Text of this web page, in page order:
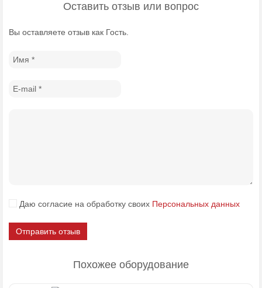
Оставить отзыв или вопрос
Вы оставляете отзыв как Гость.
Даю согласие на обработку своих Персональных данных
Отправить отзыв
Похожее оборудование